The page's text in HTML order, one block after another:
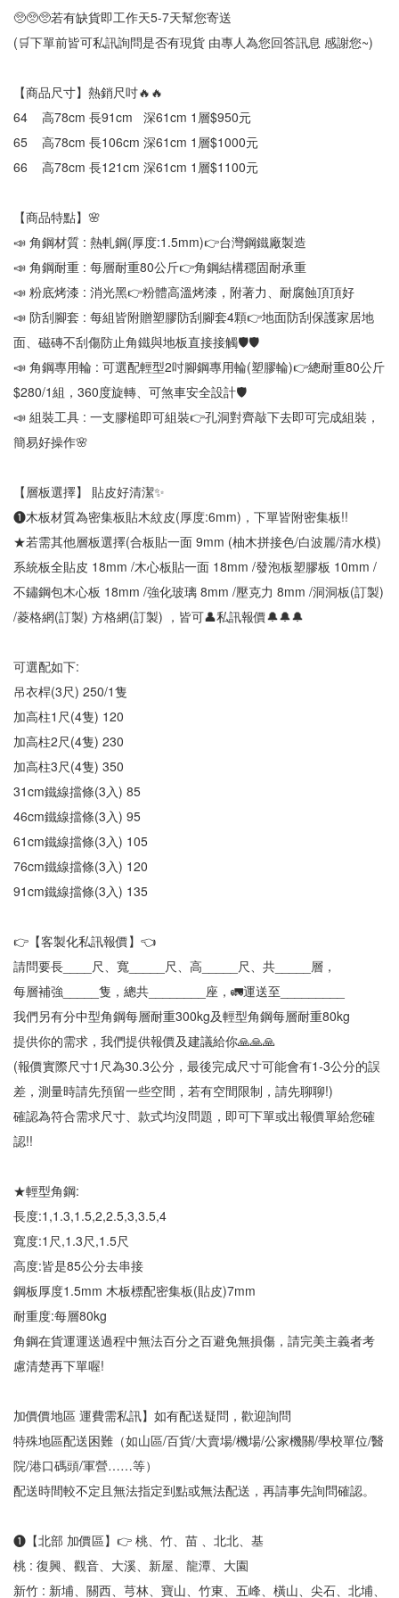
🥺🥺🥺若有缺貨即工作天5-7天幫您寄送
(🛒下單前皆可私訊詢問是否有現貨 由專人為您回答訊息 感謝您~)
【商品尺寸】熱銷尺吋🔥🔥
64	高78cm 長91cm   深61cm 1層$950元
65	高78cm 長106cm 深61cm 1層$1000元
66	高78cm 長121cm 深61cm 1層$1100元
【商品特點】🌸
📣 角鋼材質 : 熱軋鋼(厚度:1.5mm)👉台灣鋼鐵廠製造
📣 角鋼耐重 : 每層耐重80公斤👉角鋼結構穩固耐承重
📣 粉底烤漆 : 消光黑👉粉體高溫烤漆，附著力、耐腐蝕頂頂好
📣 防刮腳套 : 每組皆附贈塑膠防刮腳套4顆👉地面防刮保護家居地
面、磁磚不刮傷防止角鐵與地板直接接觸🛡🛡
📣 角鋼專用輪 : 可選配輕型2吋腳鋼專用輪(塑膠輪)👉總耐重80公斤
$280/1組，360度旋轉、可煞車安全設計🛡
📣 組裝工具 : 一支膠槌即可組裝👉孔洞對齊敲下去即可完成組裝，
簡易好操作🌸
【層板選擇】 貼皮好清潔✨
❶木板材質為密集板貼木紋皮(厚度:6mm)，下單皆附密集板!!
★若需其他層板選擇(合板貼一面 9mm (柚木拼接色/白波麗/清水模)
系統板全貼皮 18mm /木心板貼一面 18mm /發泡板塑膠板 10mm /
不鏽鋼包木心板 18mm /強化玻璃 8mm /壓克力 8mm /洞洞板(訂製)
/菱格網(訂製) 方格網(訂製) ，皆可👤私訊報價🔔🔔🔔
可選配如下:
吊衣桿(3尺) 250/1隻
加高柱1尺(4隻) 120
加高柱2尺(4隻) 230
加高柱3尺(4隻) 350
31cm鐵線擋條(3入) 85
46cm鐵線擋條(3入) 95
61cm鐵線擋條(3入) 105
76cm鐵線擋條(3入) 120
91cm鐵線擋條(3入) 135
👉【客製化私訊報價】👈
請問要長____尺、寬_____尺、高_____尺、共_____層，
每層補強_____隻，總共________座，🚛運送至_________
我們另有分中型角鋼每層耐重300kg及輕型角鋼每層耐重80kg
提供你的需求，我們提供報價及建議給你🙏🙏🙏
(報價實際尺寸1尺為30.3公分，最後完成尺寸可能會有1-3公分的誤
差，測量時請先預留一些空間，若有空間限制，請先聊聊!)
確認為符合需求尺寸、款式均沒問題，即可下單或出報價單給您確
認!!
★輕型角鋼:
長度:1,1.3,1.5,2,2.5,3,3.5,4
寬度:1尺,1.3尺,1.5尺
高度:皆是85公分去串接
鋼板厚度1.5mm 木板標配密集板(貼皮)7mm
耐重度:每層80kg
角鋼在貨運運送過程中無法百分之百避免無損傷，請完美主義者考
慮清楚再下單喔!
加價價地區 運費需私訊】如有配送疑問，歡迎詢問
特殊地區配送困難（如山區/百貨/大賣場/機場/公家機關/學校單位/醫
院/港口碼頭/軍營……等）
配送時間較不定且無法指定到點或無法配送，再請事先詢問確認。
❶【北部 加價區】👉 桃、竹、苗 、北北、基
桃 : 復興、觀音、大溪、新屋、龍潭、大園
新竹 : 新埔、關西、芎林、寶山、竹東、五峰、橫山、尖石、北埔、